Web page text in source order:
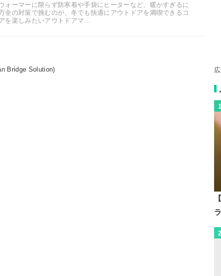
ォーマーに限らず防寒着や手袋にヒーターなど、暖かすぎるに
全の対策で挑むのが、冬でも快適にアウトドアを満喫できるコ
を楽しみたいアウトドアマ...
Bridge Solution)